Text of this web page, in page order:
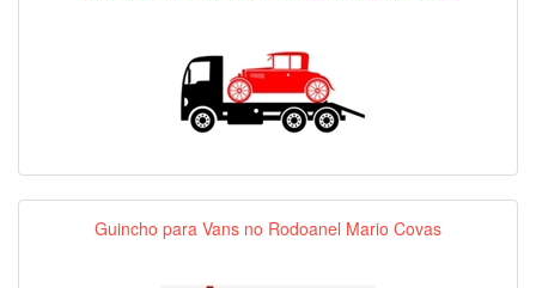
Guincho para Vans no Rodoanel Mario Covas